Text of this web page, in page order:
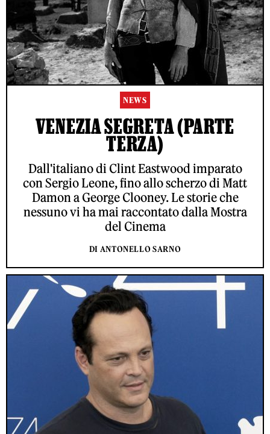
NEWS
VENEZIA SEGRETA (PARTE
TERZA)
Dall'italiano di Clint Eastwood imparato
con Sergio Leone, fino allo scherzo di Matt
Damon a George Clooney. Le storie che
nessuno vi ha mai raccontato dalla Mostra
del Cinema
DI ANTONELLO SARNO